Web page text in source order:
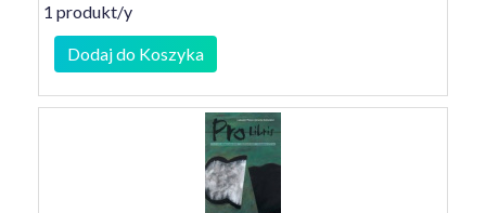
1 produkt/y
Dodaj do Koszyka